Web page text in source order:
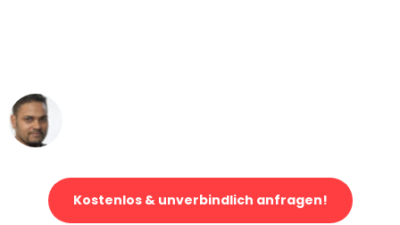
Kostenlos & unverbindlich anfragen!